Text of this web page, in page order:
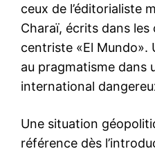
ceux de l’éditorialiste
Charaï, écrits dans
centriste «El Mundo».
au pragmatisme dans
international
Une situation
référence dès